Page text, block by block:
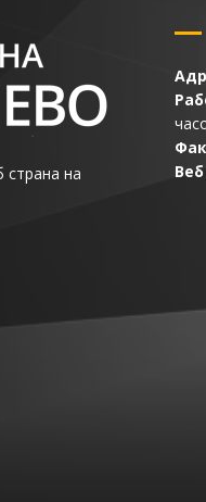
страна на